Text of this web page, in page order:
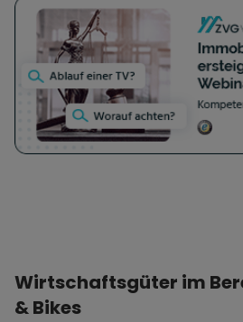
Wirtschaftsgüter im
& Bikes